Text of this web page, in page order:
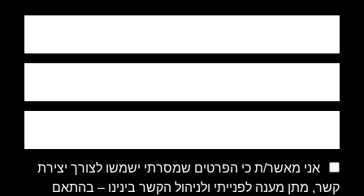
אני מאשר/ת כי הפרטים שמסרתי ישמשו לצורך יצירת
קשר, מתן מענה לפנייתי ולניהול הקשר בינינו – בהתאם